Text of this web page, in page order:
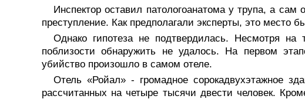
Инспектор оставил патологоанатома у трупа, а
преступление. Как предполагали эксперты, это место
Однако гипотеза не подтвердилась. Несмотря на
поблизости обнаружить не удалось. На первом
убийство произошло в самом отеле.
Отель «Ройал» - громадное сорокадвухэтажное
рассчитанных на четыре тысячи двести человек.